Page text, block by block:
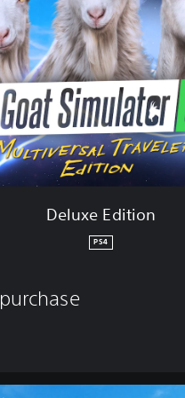
Deluxe Edition
PS4